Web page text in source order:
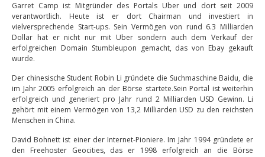
Garret Camp ist Mitgründer des Portals Uber und dort seit 2009
verantwortlich. Heute ist er dort Chairman und investiert in
vielversprechende Start-ups. Sein Vermögen von rund 6.3 Milliarden
Dollar hat er nicht nur mit Uber sondern auch dem Verkauf der
erfolgreichen Domain Stumbleupon gemacht, das von Ebay gekauft
wurde.
Der chinesische Student Robin Li gründete die Suchmaschine Baidu, die
im Jahr 2005 erfolgreich an der Börse startete.Sein Portal ist weiterhin
erfolgreich und generiert pro Jahr rund 2 Milliarden USD Gewinn. Li
gehört mit einem Vermögen von 13,2 Milliarden USD zu den reichsten
Menschen in China.
David Bohnett ist einer der Internet-Pioniere. Im Jahr 1994 gründete er
den Freehoster Geocities, das er 1998 erfolgreich an die Börse